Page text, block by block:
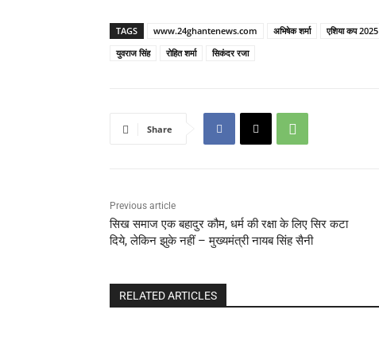
TAGS www.24ghantenews.com अभिषेक शर्मा एशिया कप 2025
युवराज सिंह
रोहित शर्मा सिकंदर रजा
Share
Previous article
सिख समाज एक बहादुर कौम, धर्म की रक्षा के लिए सिर कटा
दिये, लेकिन झुके नहीं – मुख्यमंत्री नायब सिंह सैनी
RELATED ARTICLES